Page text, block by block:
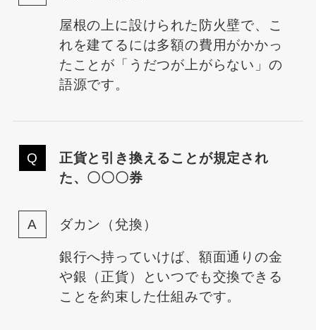
屋根の上に設けられた防火壁で、こ
れを建てるには多額の費用がかかっ
たことが「うだつが上がらない」の
語源です。
正貨と引き換えることが規定され
た、〇〇〇券
ダカン（兌換）
銀行へ持っていけば、額面通りの金
や銀（正貨）といつでも交換できる
ことを約束した仕組みです。